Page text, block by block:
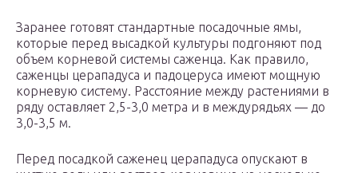
Заранее готовят стандартные посадочные ямы,
которые перед высадкой культуры подгоняют под
объем корневой системы саженца. Как правило,
саженцы церападуса и падоцеруса имеют мощную
корневую систему. Расстояние между растениями в
ряду оставляет 2,5-3,0 метра и в междурядьях — до
3,0-3,5 м.
Перед посадкой саженец церападуса опускают в